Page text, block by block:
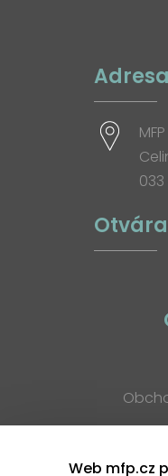
Adresa
Web mfp.cz